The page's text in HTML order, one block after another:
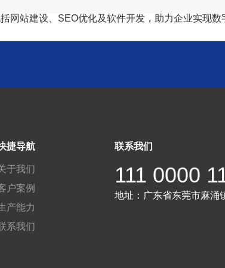
网站建设、SEO优化及软件开发，助力企业实现数
捷导航
于我们
户案例
产能力
系我们
联系我们
111 0000
地址： 广东省东莞市麻涌